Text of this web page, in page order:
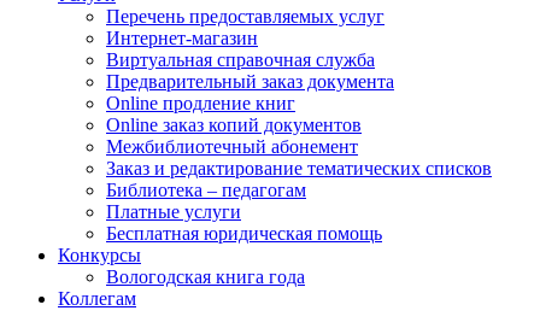
Перечень предоставляемых услуг
Интернет-магазин
Виртуальная справочная служба
Предварительный заказ документа
Online продление книг
Online заказ копий документов
Межбиблиотечный абонемент
Заказ и редактирование тематических списков
Библиотека – педагогам
Платные услуги
Бесплатная юридическая помощь
Конкурсы
Вологодская книга года
Коллегам